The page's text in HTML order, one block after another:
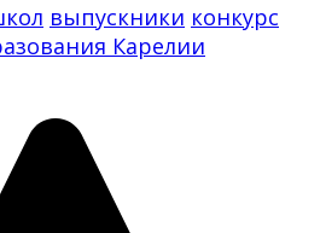
выпускники конкурс
Карелии